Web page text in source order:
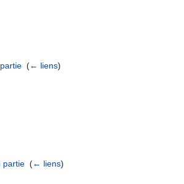
‎(← liens)
partie ‎(← liens)